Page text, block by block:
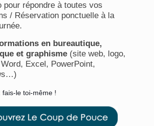
pour répondre à toutes vos
/ Réservation ponctuelle à la
en bureautique,
et graphisme(site web, logo,
Excel, PowerPoint,
fais-le toi-même !